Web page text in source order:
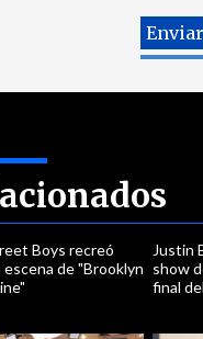
Boys recreó
escena de "Brooklyn
Justin
show
final